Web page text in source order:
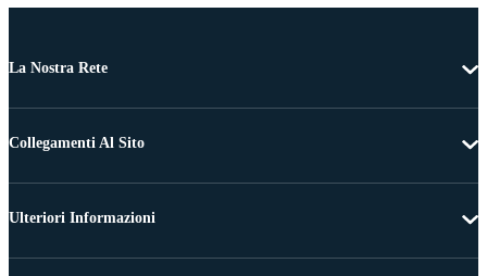
La Nostra Rete
Collegamenti Al Sito
Ulteriori Informazioni